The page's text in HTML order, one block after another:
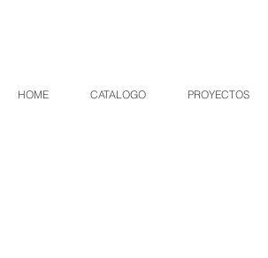
HOME CATALOGO PROYECTOS